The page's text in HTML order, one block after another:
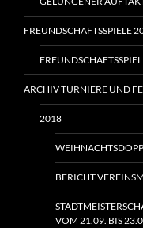
FREUNDSCHAFTSSPIELE
ARCHIV TURNIERE UND
2018
BERICHT
VOM 21.09. BIS